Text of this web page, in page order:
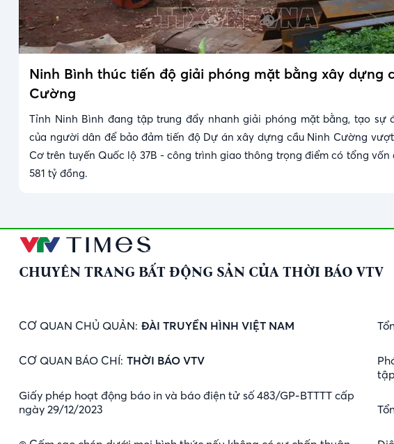
Ninh Bình thúc tiến độ giải phóng mặt bằng xây dựng
Cường
Tỉnh Ninh Bình đang tập trung đẩy nhanh giải phóng mặt bằng, tạo sự
của người dân để bảo đảm tiến độ Dự án xây dựng cầu Ninh Cường
Cơ trên tuyến Quốc lộ 37B - công trình giao thông trọng điểm có tổng vốn
581 tỷ đồng.
CHUYÊN TRANG BẤT ĐỘNG SẢN CỦA THỜI BÁO VTV
CƠ QUAN CHỦ QUẢN: ĐÀI TRUYỀN HÌNH VIỆT NAM
CƠ QUAN BÁO CHÍ: THỜI BÁO VTV
Giấy phép hoạt động báo in và báo điện tử số 483/GP-BTTTT cấp
ngày 29/12/2023